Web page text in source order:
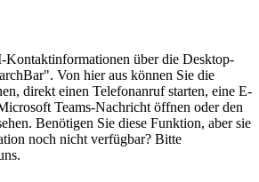
Kontaktinformationen über die Desktop-
Von hier aus können Sie die
direkt einen Telefonanruf starten, eine E-
Teams-Nachricht öffnen oder den
Benötigen Sie diese Funktion, aber sie
noch nicht verfügbar? Bitte